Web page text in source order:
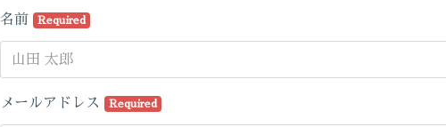
名前 Required
メールアドレス Required